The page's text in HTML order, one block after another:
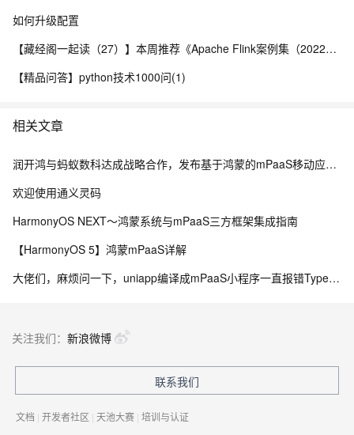
如何升级配置
【藏经阁一起读（27）】本周推荐《Apache Flink案例集（2022版）》，你有哪些心得？
【精品问答】python技术1000问(1)
相关文章
润开鸿与蚂蚁数科达成战略合作，发布基于鸿蒙的mPaaS移动应用开发产品
欢迎使用通义灵码
HarmonyOS NEXT～鸿蒙系统与mPaaS三方框架集成指南
【HarmonyOS 5】鸿蒙mPaaS详解
大佬们，麻烦问一下，uniapp编译成mPaaS小程序一直报错TypeError: Cannot read properties of undefined (reading 'apply')是因为什么
关注我们： 新浪微博
联系我们
文档 | 开发者社区 | 天池大赛 | 培训与认证